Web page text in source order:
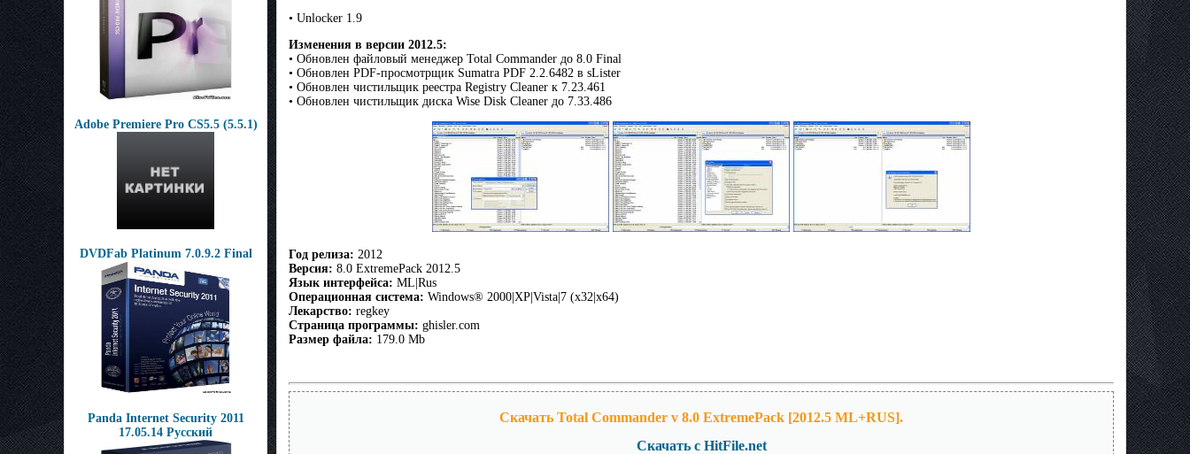
Adobe Premiere Pro CS5.5 (5.5.1)
DVDFab Platinum 7.0.9.2 Final
Panda Internet Security 2011
17.05.14 Русский
• Unlocker 1.9
Изменения в версии 2012.5:
• Обновлен файловый менеджер Total Commander до 8.0 Final
• Обновлен PDF-просмотрщик Sumatra PDF 2.2.6482 в sLister
• Обновлен чистильщик реестра Registry Cleaner к 7.23.461
• Обновлен чистильщик диска Wise Disk Cleaner до 7.33.486
Год релиза: 2012
Версия: 8.0 ExtremePack 2012.5
Язык интерфейса: ML|Rus
Операционная система: Windows® 2000|XP|Vista|7 (x32|x64)
Лекарство: regkey
Страница программы: ghisler.com
Размер файла: 179.0 Mb
Скачать Total Commander v 8.0 ExtremePack [2012.5 ML+RUS].
Скачать с HitFile.net